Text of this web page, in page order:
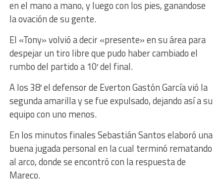
en el mano a mano, y luego con los pies, ganandose
la ovación de su gente.
El «Tony» volvió a decir «presente» en su área para
despejar un tiro libre que pudo haber cambiado el
rumbo del partido a 10′ del final.
A los 38′ el defensor de Everton Gastón García vió la
segunda amarilla y se fue expulsado, dejando así a su
equipo con uno menos.
En los minutos finales Sebastián Santos elaboró una
buena jugada personal en la cual terminó rematando
al arco, donde se encontró con la respuesta de
Mareco.